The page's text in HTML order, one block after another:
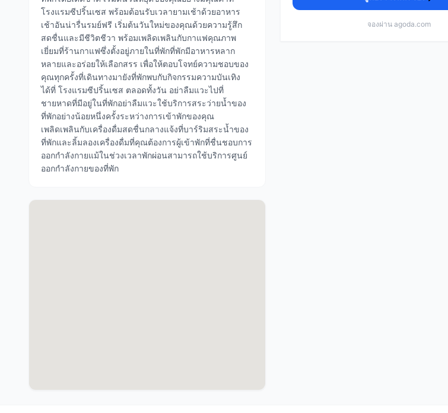
โรงแรมซีปริ้นเซส พร้อมต้อนรับเวลายามเช้าด้วยอาหาร
เช้าอันน่ารื่นรมย์ฟรี เริ่มต้นวันใหม่ของคุณด้วยความรู้สึก
สดชื่นและมีชีวิตชีวา พร้อมเพลิดเพลินกับกาแฟคุณภาพ
เยี่ยมที่ร้านกาแฟซึ่งตั้งอยู่ภายในที่พักที่พักมีอาหารหลาก
หลายและอร่อยให้เลือกสรร เพื่อให้ตอบโจทย์ความชอบของ
คุณทุกครั้งที่เดินทางมายังที่พักพบกับกิจกรรมความบันเทิง
ได้ที่ โรงแรมซีปริ้นเซส ตลอดทั้งวัน อย่าลืมแวะไปที่
ชายหาดที่มีอยู่ในที่พักอย่าลืมแวะใช้บริการสระว่ายน้ำของ
ที่พักอย่างน้อยหนึ่งครั้งระหว่างการเข้าพักของคุณ
เพลิดเพลินกับเครื่องดื่มสดชื่นกลางแจ้งที่บาร์ริมสระน้ำของ
ที่พักและลิ้มลองเครื่องดื่มที่คุณต้องการผู้เข้าพักที่ชื่นชอบการ
ออกกำลังกายแม้ในช่วงเวลาพักผ่อนสามารถใช้บริการศูนย์
ออกกำลังกายของที่พัก
จองผ่าน agoda.com